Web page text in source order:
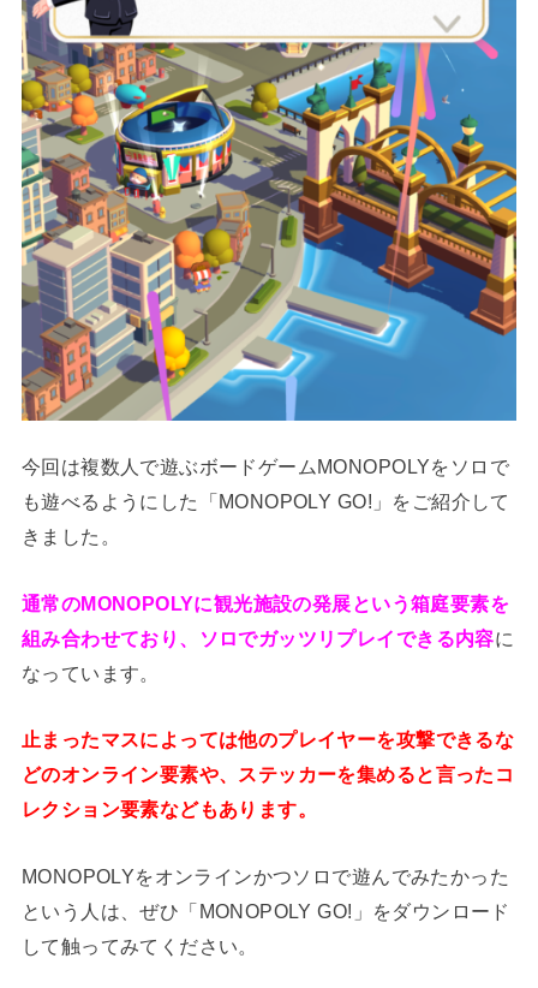
今回は複数人で遊ぶボードゲームMONOPOLYをソロで
も遊べるようにした「MONOPOLY GO!」をご紹介して
きました。
通常のMONOPOLYに観光施設の発展という箱庭要素を
組み合わせており、ソロでガッツリプレイできる内容に
なっています。
止まったマスによっては他のプレイヤーを攻撃できるな
どのオンライン要素や、ステッカーを集めると言ったコ
レクション要素などもあります。
MONOPOLYをオンラインかつソロで遊んでみたかった
という人は、ぜひ「MONOPOLY GO!」をダウンロード
して触ってみてください。